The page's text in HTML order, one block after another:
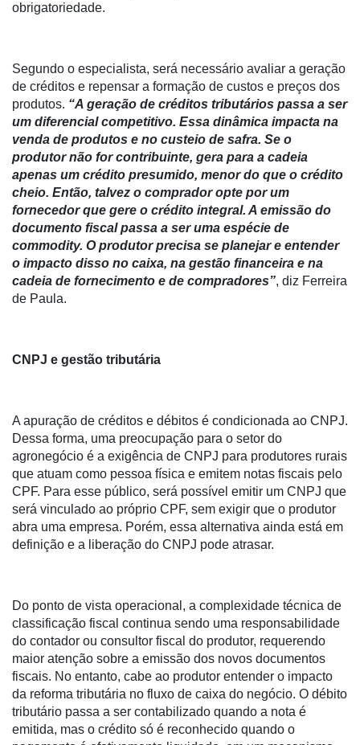
Agenda
de
Precisão
Automação
e
Robótica
Conectividade
Dados
e
Análise
E-
Commerce
Agricultura
Empresarial
Tecnologia
para
Recursos
Hídricos
Membros
Néctar
Tecprime
Agro
Lean
Way
Consulting
obrigatoriedade.
Segundo o especialista, será necessário avaliar a geração
de créditos e repensar a formação de custos e preços dos
produtos. “A geração de créditos tributários passa a ser
um diferencial competitivo. Essa dinâmica impacta na
venda de produtos e no custeio de safra. Se o
produtor não for contribuinte, gera para a cadeia
apenas um crédito presumido, menor do que o crédito
cheio. Então, talvez o comprador opte por um
fornecedor que gere o crédito integral. A emissão do
documento fiscal passa a ser uma espécie de
commodity. O produtor precisa se planejar e entender
o impacto disso no caixa, na gestão financeira e na
cadeia de fornecimento e de compradores”, diz Ferreira
de Paula.
CNPJ e gestão tributária
A apuração de créditos e débitos é condicionada ao CNPJ.
Dessa forma, uma preocupação para o setor do
agronegócio é a exigência de CNPJ para produtores rurais
que atuam como pessoa física e emitem notas fiscais pelo
CPF. Para esse público, será possível emitir um CNPJ que
será vinculado ao próprio CPF, sem exigir que o produtor
abra uma empresa. Porém, essa alternativa ainda está em
definição e a liberação do CNPJ pode atrasar.
Do ponto de vista operacional, a complexidade técnica de
classificação fiscal continua sendo uma responsabilidade
do contador ou consultor fiscal do produtor, requerendo
maior atenção sobre a emissão dos novos documentos
fiscais. No entanto, cabe ao produtor entender o impacto
da reforma tributária no fluxo de caixa do negócio. O débito
tributário passa a ser contabilizado quando a nota é
emitida, mas o crédito só é reconhecido quando o